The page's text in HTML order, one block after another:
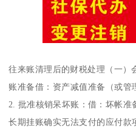
往来账清理后的财税处理（一）
账准备借：资产减值准备（或
2. 批准核销呆坏账：借：坏帐
长期挂账确实无法支付的应付款